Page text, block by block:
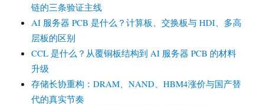
链的三条验证主线
AI 服务器 PCB 是什么？计算板、交换板与 HDI、多高
层板的区别
CCL 是什么？从覆铜板结构到 AI 服务器 PCB 的材料
升级
存储长协重构：DRAM、NAND、HBM4涨价与国产替
代的真实节奏